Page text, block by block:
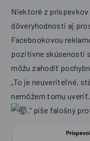
Niektoré z
dôveryhodnosti aj
Facebookovou
pozitívne skúsenosti
môžu zahodiť
„To je neuveriteľné,
nemôžem tomu
,“ píše falošný